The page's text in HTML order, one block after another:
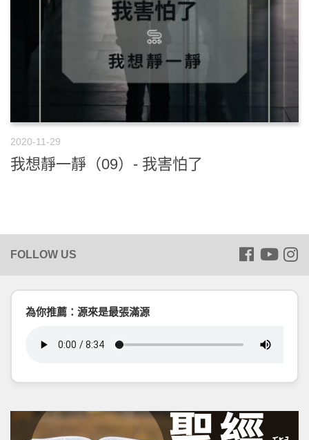
2020-11-29
我想靜一靜（09）- 我害怕了
為你推薦：源來是最張滿源